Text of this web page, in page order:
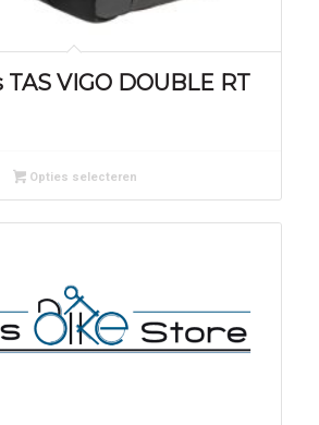
TAS VIGO DOUBLE RT
Opties selecteren